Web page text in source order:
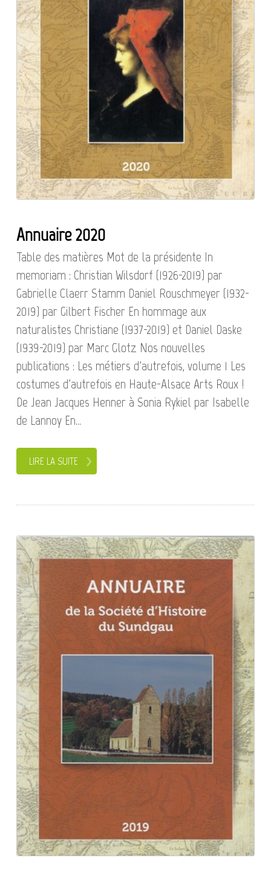
Annuaire 2020
Table des matières Mot de la présidente In
memoriam : Christian Wilsdorf (1926-2019) par
Gabrielle Claerr Stamm Daniel Rouschmeyer (1932-
2019) par Gilbert Fischer En hommage aux
naturalistes Christiane (1937-2019) et Daniel Daske
(1939-2019) par Marc Glotz Nos nouvelles
publications : Les métiers d'autrefois, volume 1 Les
costumes d'autrefois en Haute-Alsace Arts Roux !
De Jean Jacques Henner à Sonia Rykiel par Isabelle
de Lannoy En...
LIRE LA SUITE